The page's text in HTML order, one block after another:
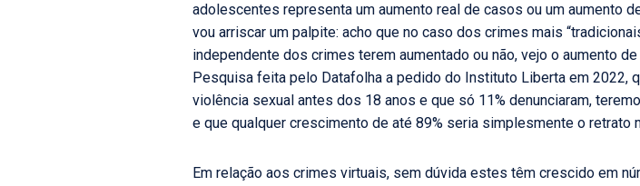
adolescentes representa um aumento real de casos ou um aumento
vou arriscar um palpite: acho que no caso dos crimes mais
independente dos crimes terem aumentado ou não, vejo o aumento
Pesquisa feita pelo Datafolha a pedido do Instituto Liberta em 2022,
violência sexual antes dos 18 anos e que só 11% denunciaram,
e que qualquer crescimento de até 89% seria simplesmente o retrato
Em relação aos crimes virtuais, sem dúvida estes têm crescido em